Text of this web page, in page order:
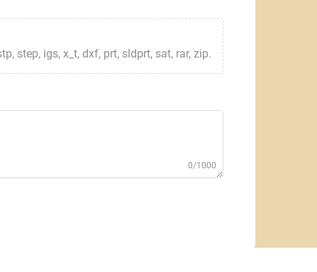
step, igs, x_t, dxf, prt, sldprt, sat, rar, zip.
0/1000